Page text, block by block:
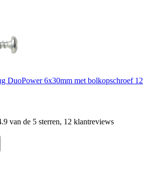
DuoPower 6x30mm met bolkopschroef 12
van de 5 sterren, 12 klantreviews